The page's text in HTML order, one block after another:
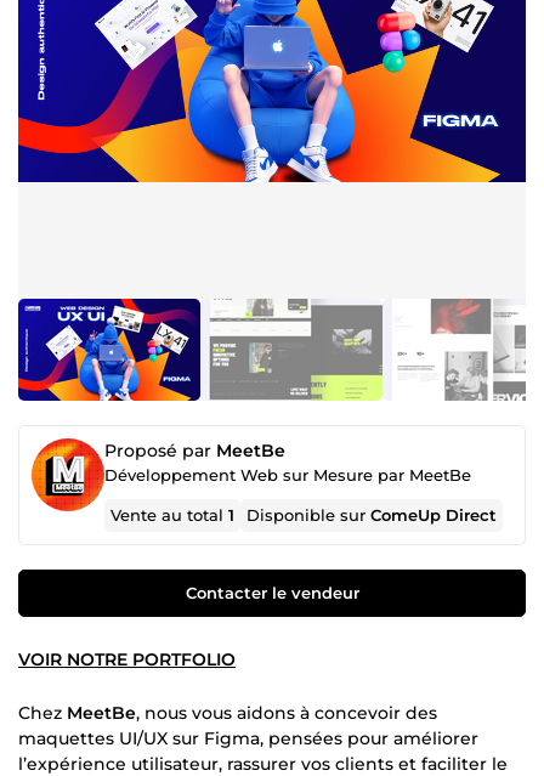
Proposé par MeetBe
Développement Web sur Mesure par MeetBe
Vente au total1 Disponible surComeUp Direct
Contacter le vendeur
VOIR NOTRE PORTFOLIO
Chez MeetBe, nous vous aidons à concevoir des
maquettes UI/UX sur Figma, pensées pour améliorer
l’expérience utilisateur, rassurer vos clients et faciliter le